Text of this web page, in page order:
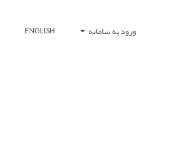
ورود به سامانه ENGLISH